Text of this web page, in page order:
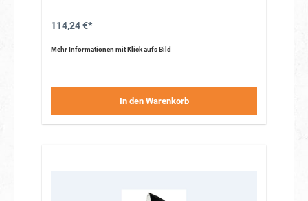
114,24 €*
Mehr Informationen mit Klick aufs Bild
In den Warenkorb